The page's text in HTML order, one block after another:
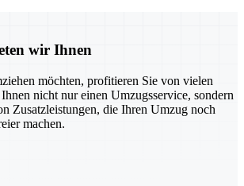
wir Ihnen
möchten, profitieren Sie von vielen
nicht nur einen Umzugsservice, sondern
Zusatzleistungen, die Ihren Umzug noch
machen.